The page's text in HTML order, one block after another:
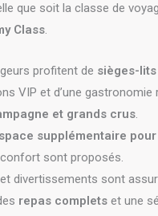
que soit la classe de
Class.
profitent de sièges-
VIP et d’une
et grands crus.
supplémentaire
sont proposés.
divertissements sont
repas complets et une